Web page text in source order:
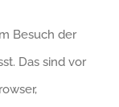
Besuch der
Das sind vor